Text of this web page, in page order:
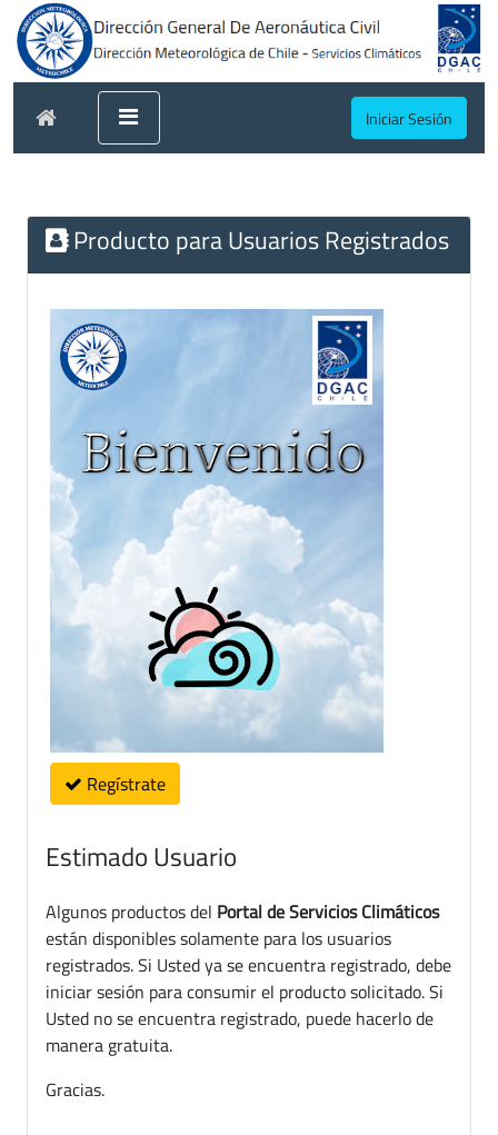
Iniciar Sesión
Producto para Usuarios Registrados
Regístrate
Estimado Usuario
Algunos productos del Portal de Servicios Climáticos
están disponibles solamente para los usuarios
registrados. Si Usted ya se encuentra registrado, debe
iniciar sesión para consumir el producto solicitado. Si
Usted no se encuentra registrado, puede hacerlo de
manera gratuita.
Gracias.